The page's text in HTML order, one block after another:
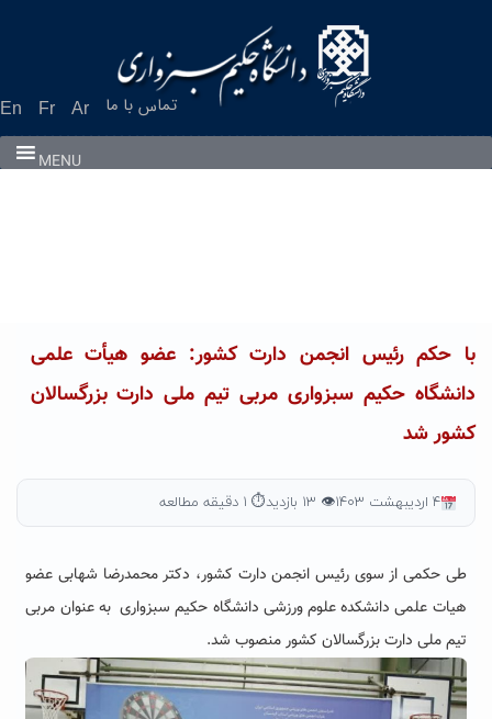
En Fr Ar تماس با ما
MENU
با حکم رئیس انجمن دارت کشور: عضو هیأت علمی
دانشگاه حکیم سبزواری مربی تیم ملی دارت بزرگسالان
کشور شد
۴ اردیبهشت ۱۴۰۳ 👁 ۱۳ بازدید ⏱ ۱ دقیقه مطالعه
طی حکمی از سوی رئیس انجمن دارت کشور، دکتر محمدرضا شهابی عضو
هیات علمی دانشکده علوم ورزشی دانشگاه حکیم سبزواری به عنوان مربی
تیم ملی دارت بزرگسالان کشور منصوب شد.